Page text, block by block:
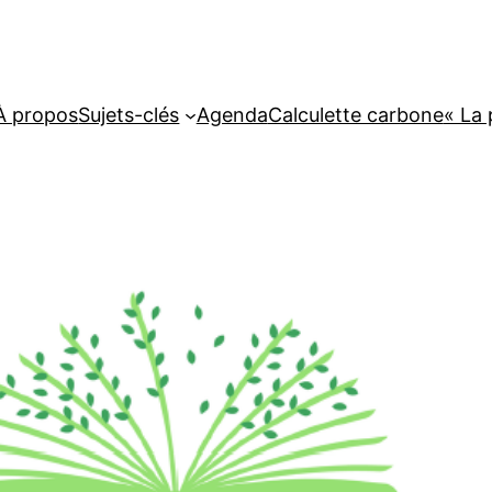
proposSujets-clés AgendaCalculette carbone« La